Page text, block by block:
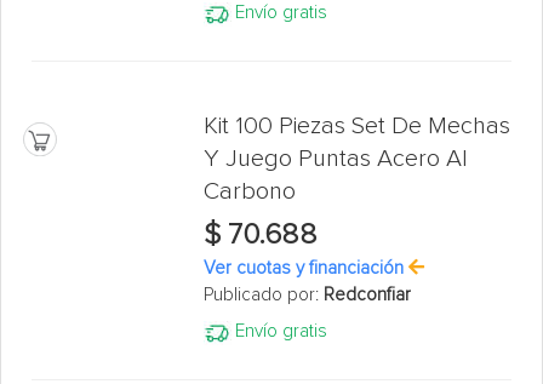
Envío gratis
Kit 100 Piezas Set De Mechas
Y Juego Puntas Acero Al
Carbono
$ 70.688
Ver cuotas y financiación
Publicado por: Redconfiar
Envío gratis